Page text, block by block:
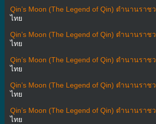
Qin’s Moon (The Legend of Qin) ตำนานรา
ไทย
Qin’s Moon (The Legend of Qin) ตำนานรา
ไทย
Qin’s Moon (The Legend of Qin) ตำนานรา
ไทย
Qin’s Moon (The Legend of Qin) ตำนานรา
ไทย
Qin’s Moon (The Legend of Qin) ตำนานรา
ไทย